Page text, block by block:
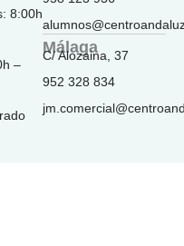
8:00h
–
Málaga
C/ Alozaina, 37
952 328 834